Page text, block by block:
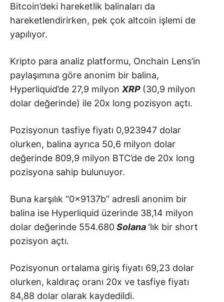
Bitcoin’deki hareketlik balinaları da
hareketlendirirken, pek çok altcoin işlemi de
yapılıyor.
Kripto para analiz platformu, Onchain Lens’in
paylaşımına göre anonim bir balina,
Hyperliquid’de 27,9 milyon XRP (30,9 milyon
dolar değerinde) ile 20x long pozisyon açtı.
Pozisyonun tasfiye fiyatı 0,923947 dolar
olurken, balina ayrıca 50,6 milyon dolar
değerinde 809,9 milyon BTC’de de 20x long
pozisyona sahip bulunuyor.
Buna karşılık “0x9137b” adresli anonim bir
balina ise Hyperliquid üzerinde 38,14 milyon
dolar değerinde 554.680Solana‘lık bir short
pozisyon açtı.
Pozisyonun ortalama giriş fiyatı 69,23 dolar
olurken, kaldıraç oranı 20x ve tasfiye fiyatı
84,88 dolar olarak kaydedildi.